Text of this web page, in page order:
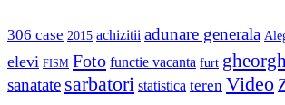
306 case 2015 achizitii adunare generala
elevi FISM Foto functie vacanta furt
sanatate sarbatori statistica teren Video